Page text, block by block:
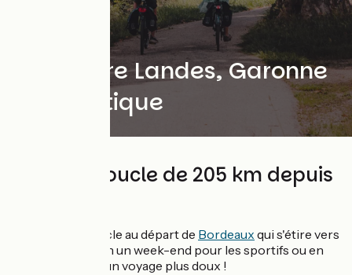
Tour entre Landes, Garonne
et Atlantique
Grande boucle de 205 km depuis
Une grande boucle au départ de Bordeaux qui s'étire vers
l'est, réalisable en un week-end pour les sportifs ou en
davantage pour un voyage plus doux !